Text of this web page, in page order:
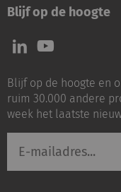
Blijf op de hoogte
Volg
ons
LinkedIn
Volg
ons
Youtube
Blijf op de hoogte en
ruim 30.000 andere
week het laatste
mailadres